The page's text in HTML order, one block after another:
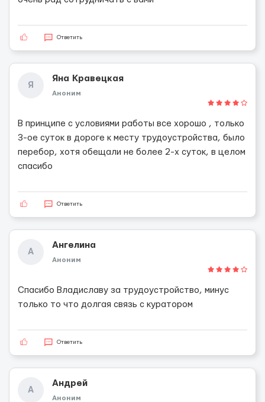
Ответить
Я
Яна Кравецкая
Аноним
В принципе с условиями работы все хорошо , только
3-ое суток в дороге к месту трудоустройства, было
перебор, хотя обещали не более 2-х суток, в целом
спасибо
Ответить
А
Ангелина
Аноним
Спасибо Владиславу за трудоустройство, минус
только то что долгая связь с куратором
Ответить
А
Андрей
Аноним